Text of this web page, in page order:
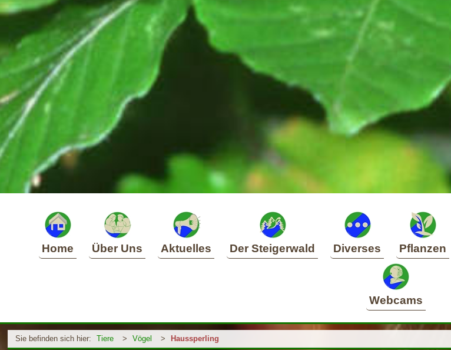
Home Über Uns Aktuelles Der Steigerwald Diverses Pflanzen
Webcams
Sie befinden sich hier: Tiere > Vögel > Haussperling